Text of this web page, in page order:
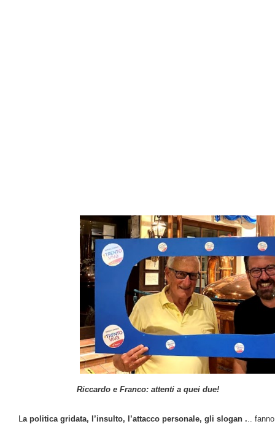
Riccardo e Franco: attenti a quei due!
La politica gridata, l’insulto, l’attacco personale, gli slogan ...